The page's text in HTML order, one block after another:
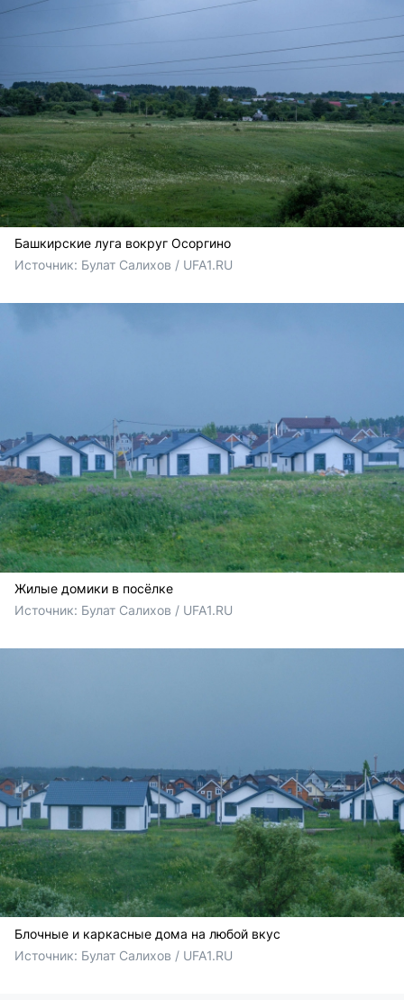
Башкирские луга вокруг Осоргино
Источник: Булат Салихов / UFA1.RU
Жилые домики в посёлке
Источник: Булат Салихов / UFA1.RU
Блочные и каркасные дома на любой вкус
Источник: Булат Салихов / UFA1.RU